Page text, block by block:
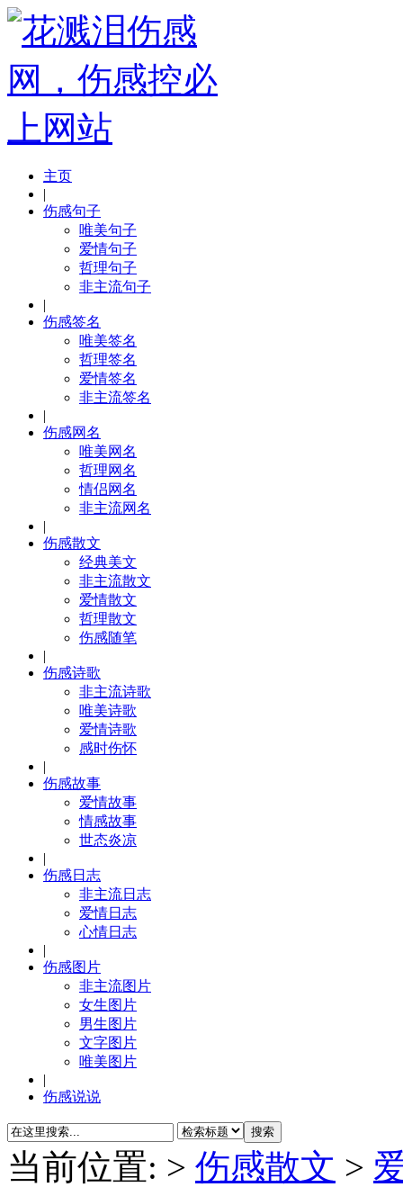
主页
|
伤感句子
唯美句子
爱情句子
哲理句子
非主流句子
|
伤感签名
唯美签名
哲理签名
爱情签名
非主流签名
|
伤感网名
唯美网名
哲理网名
情侣网名
非主流网名
|
伤感散文
经典美文
非主流散文
爱情散文
哲理散文
伤感随笔
|
伤感诗歌
非主流诗歌
唯美诗歌
爱情诗歌
感时伤怀
|
伤感故事
爱情故事
情感故事
世态炎凉
|
伤感日志
非主流日志
爱情日志
心情日志
|
伤感图片
非主流图片
女生图片
男生图片
文字图片
唯美图片
|
伤感说说
当前位置: > 伤感散文 >